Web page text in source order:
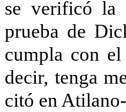
se verificó la
prueba de
cumpla con
decir, tenga
citó en